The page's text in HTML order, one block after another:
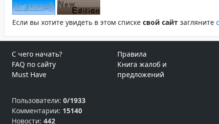
Если вы хотите увидеть в этом спиcке свой сайт загляните
С чего начать?
FAQ по сайту
Must Have
Правила
Книга жалоб и
предложений
Пользователи: 0/1933
Комментарии: 15140
Новости: 442